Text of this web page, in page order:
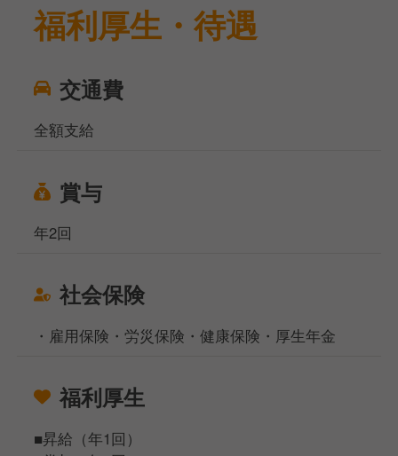
福利厚生・待遇
交通費
全額支給
賞与
年2回
社会保険
・雇用保険・労災保険・健康保険・厚生年金
福利厚生
■昇給（年1回）